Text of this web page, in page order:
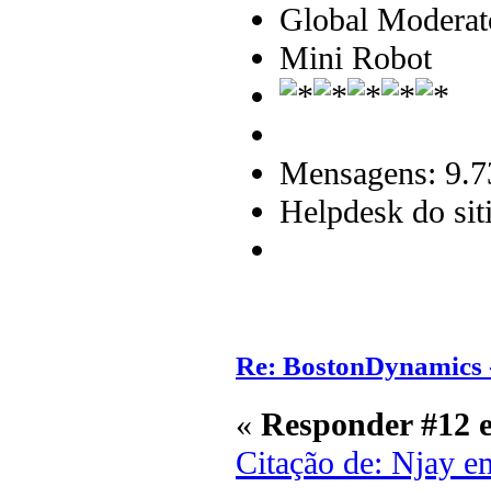
Global
Mini Robot
Mensagens:
Helpdesk do
Re:
« Responder #12
Citação de: Njay